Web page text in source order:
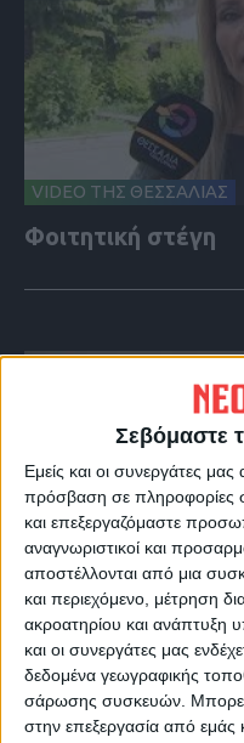
Σεβόμαστε
Εμείς και οι συνεργάτες
πρόσβαση σε πληροφορίες
και επεξεργαζόμαστε
αναγνωριστικοί και
αποστέλλονται από μια
και περιεχόμενο, μέτρηση
ακροατηρίου και ανάπτυξη
και οι συνεργάτες μας
δεδομένα γεωγραφικής
σάρωσης συσκευών.
στην επεξεργασία από εμάς
VIDEO ΤΗΣ ΘΕΣΣΑΛΙΑΣ
Φοιτητική στέγη
VIDEO ΤΗΣ ΘΕΣΣΑΛΙΑΣ
Οι 9 άξονες
Θεσσαλία από την